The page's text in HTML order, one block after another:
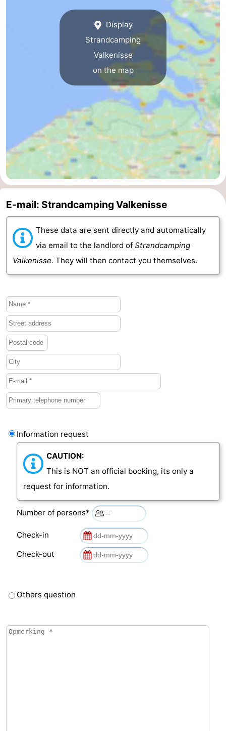
Zwin
Contact
us
Display
Strandcamping
Valkenisse
on the map
E-mail: Strandcamping Valkenisse
These data are sent directly and automatically
via email to the landlord of Strandcamping
Valkenisse. They will then contact you themselves.
Information request
CAUTION:
This is NOT an official booking, its only a
request for information.
Number of persons*
Check-in
Check-out
Others question